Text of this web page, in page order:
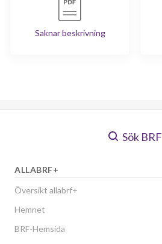
Saknar beskrivning
Sök BRF
ALLABRF+
Översikt allabrf+
Hemnet
BRF-Hemsida